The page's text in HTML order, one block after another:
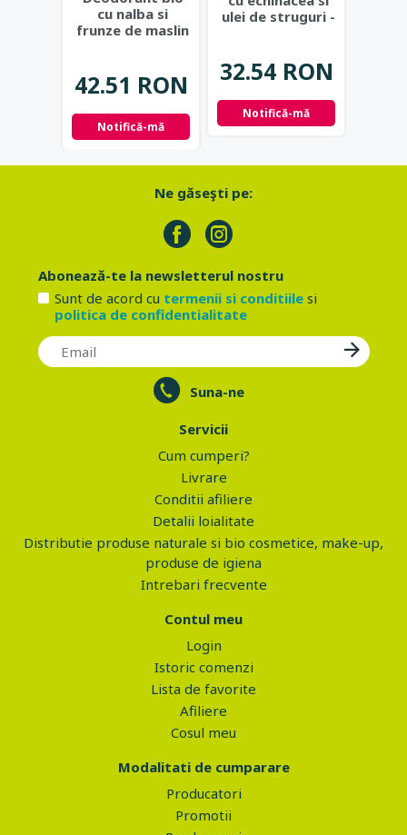
cu nalba si
frunze de maslin
42.51 RON
Notifică-mă
ulei de struguri -
32.54 RON
Notifică-mă
Ne găseşti pe:
Abonează-te la newsletterul nostru
Sunt de acord cu termenii si conditiilesi
politica de confidentialitate
Suna-ne
Servicii
Cum cumperi?
Livrare
Conditii afiliere
Detalii loialitate
Distributie produse naturale si bio cosmetice, make-up,
produse de igiena
Intrebari frecvente
Contul meu
Login
Istoric comenzi
Lista de favorite
Afiliere
Cosul meu
Modalitati de cumparare
Producatori
Promotii